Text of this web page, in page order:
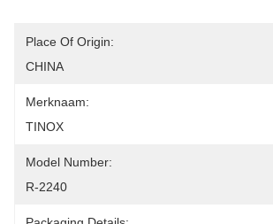
Place Of Origin:
CHINA
Merknaam:
TINOX
Model Number:
R-2240